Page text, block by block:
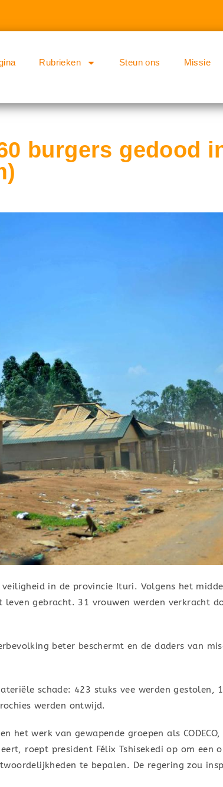
Rubrieken Steun ons Missie
burgers gedood
in de provincie Ituri. Volgens het
gebracht. 31 vrouwen werden verkracht
beter beschermt en de daders van
schade: 423 stuks vee werden gestolen,
werden ontwijd.
het werk van gewapende groepen als
roept president Félix Tshisekedi op om een
te bepalen. De regering zou